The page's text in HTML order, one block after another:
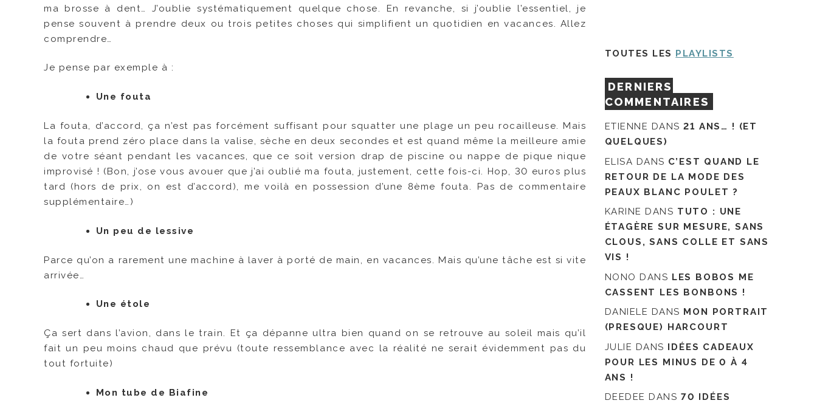
ma brosse à dent… J’oublie systématiquement quelque chose. En revanche, si j’oublie l’essentiel, je
pense souvent à prendre deux ou trois petites choses qui simplifient un quotidien en vacances. Allez
comprendre…
Je pense par exemple à :
Une fouta
La fouta, d’accord, ça n’est pas forcément suffisant pour squatter une plage un peu rocailleuse. Mais
la fouta prend zéro place dans la valise, sèche en deux secondes et est quand même la meilleure amie
de votre séant pendant les vacances, que ce soit version drap de piscine ou nappe de pique nique
improvisé ! (Bon, j’ose vous avouer que j’ai oublié ma fouta, justement, cette fois-ci. Hop, 30 euros plus
tard (hors de prix, on est d’accord), me voilà en possession d’une 8ème fouta. Pas de commentaire
supplémentaire…)
Un peu de lessive
Parce qu’on a rarement une machine à laver à porté de main, en vacances. Mais qu’une tâche est si vite
arrivée…
Une étole
Ça sert dans l’avion, dans le train. Et ça dépanne ultra bien quand on se retrouve au soleil mais qu’il
fait un peu moins chaud que prévu (toute ressemblance avec la réalité ne serait évidemment pas du
tout fortuite)
Mon tube de Biafine
TOUTES LES PLAYLISTS
DERNIERS
COMMENTAIRES
ETIENNE DANS21 ANS… ! (ET
QUELQUES)
ELISA DANS C’EST QUAND LE
RETOUR DE LA MODE DES
PEAUX BLANC POULET ?
KARINE DANS TUTO : UNE
ÉTAGÈRE SUR MESURE, SANS
CLOUS, SANS COLLE ET SANS
VIS !
NONO DANS LES BOBOS ME
CASSENT LES BONBONS !
DANIELE DANS MON PORTRAIT
(PRESQUE) HARCOURT
JULIE DANS IDÉES CADEAUX
POUR LES MINUS DE 0 À 4
ANS !
DEEDEE DANS 70 IDÉES